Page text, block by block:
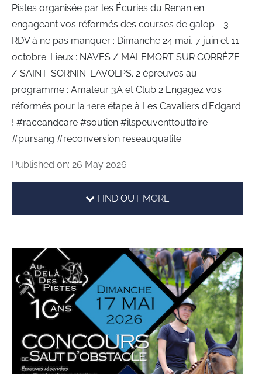
Pistes organisée par les Écuries du Renan en
engageant vos réformés des courses de galop - 3
RDV à ne pas manquer : Dimanche 24 mai, 7 juin et 11
octobre. Lieux : NAVES / MALEMORT SUR CORRÈZE
/ SAINT-SORNIN-LAVOLPS. 2 épreuves au
programme : Amateur 3A et Club 2 Engagez vos
réformés pour la 1ere étape à Les Cavaliers d’Edgard
! #raceandcare #soutien #ilspeuventtoutfaire
#pursang #reconversion reseauqualite
Published on: 26 May 2026
FIND OUT MORE